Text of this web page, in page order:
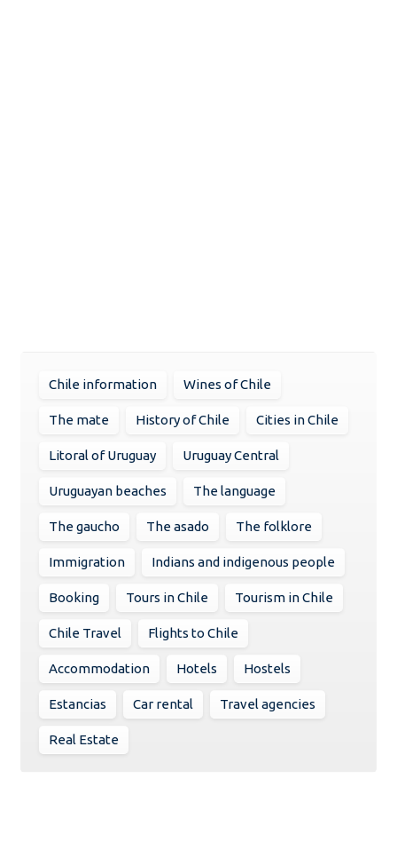
Chile information Wines of Chile
The mate History of Chile Cities in Chile
Litoral of Uruguay Uruguay Central
Uruguayan beaches The language
The gaucho The asado The folklore
Immigration Indians and indigenous people
Booking Tours in Chile Tourism in Chile
Chile Travel Flights to Chile
Accommodation Hotels Hostels
Estancias Car rental Travel agencies
Real Estate